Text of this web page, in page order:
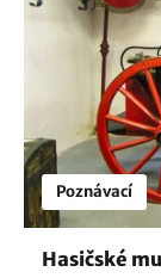
Poznávací
Hasičské